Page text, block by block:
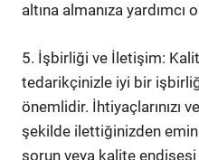
altına almanıza yardımcı
5. İşbirliği ve İletişim:
tedarikçinizle iyi bir
önemlidir. İhtiyaçlarınızı
şekilde ilettiğinizden emin
sorun veya kalite